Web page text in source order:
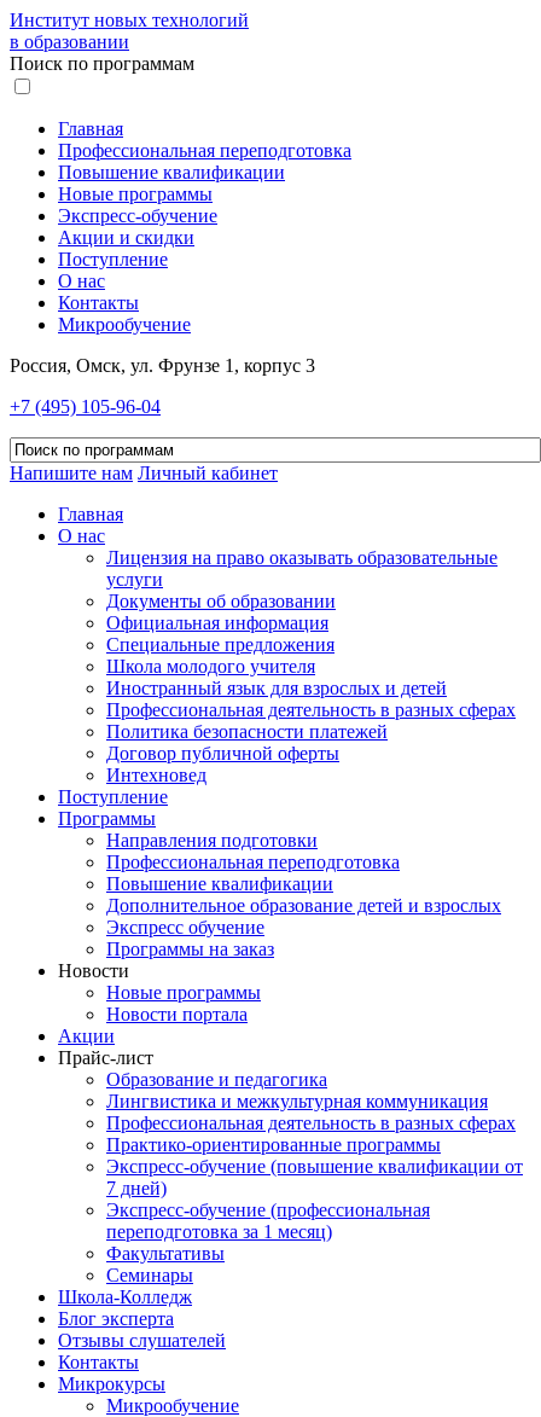
Институт новых технологий
в образовании
Поиск по программам
Главная
Профессиональная переподготовка
Повышение квалификации
Новые программы
Экспресс-обучение
Акции и скидки
Поступление
О нас
Контакты
Микрообучение
Россия, Омск, ул. Фрунзе 1, корпус 3
+7 (495) 105-96-04
Напишите нам Личный кабинет
Главная
О нас
Лицензия на право оказывать образовательные
услуги
Документы об образовании
Официальная информация
Специальные предложения
Школа молодого учителя
Иностранный язык для взрослых и детей
Профессиональная деятельность в разных сферах
Политика безопасности платежей
Договор публичной оферты
Интехновед
Поступление
Программы
Направления подготовки
Профессиональная переподготовка
Повышение квалификации
Дополнительное образование детей и взрослых
Экспресс обучение
Программы на заказ
Новости
Новые программы
Новости портала
Акции
Прайс-лист
Образование и педагогика
Лингвистика и межкультурная коммуникация
Профессиональная деятельность в разных сферах
Практико-ориентированные программы
Экспресс-обучение (повышение квалификации от
7 дней)
Экспресс-обучение (профессиональная
переподготовка за 1 месяц)
Факультативы
Семинары
Школа-Колледж
Блог эксперта
Отзывы слушателей
Контакты
Микрокурсы
Микрообучение